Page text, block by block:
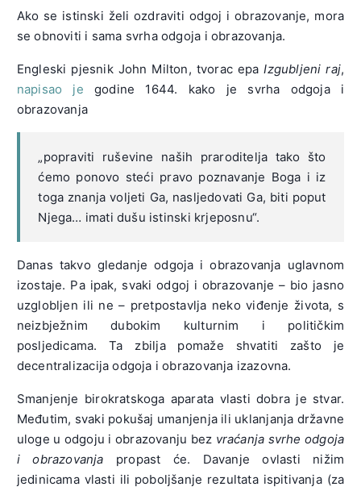
Ako se istinski želi ozdraviti odgoj i obrazovanje, mora
se obnoviti i sama svrha odgoja i obrazovanja.
Engleski pjesnik John Milton, tvorac epaIzgubljeni raj,
napisao je godine 1644. kako je svrha odgoja i
obrazovanja
„popraviti ruševine naših praroditelja tako što
ćemo ponovo steći pravo poznavanje Boga i iz
toga znanja voljeti Ga, nasljedovati Ga, biti poput
Njega… imati dušu istinski krjeposnu“.
Danas takvo gledanje odgoja i obrazovanja uglavnom
izostaje. Pa ipak, svaki odgoj i obrazovanje – bio jasno
uzglobljen ili ne – pretpostavlja neko viđenje života, s
neizbježnim dubokim kulturnim i političkim
posljedicama. Ta zbilja pomaže shvatiti zašto je
decentralizacija odgoja i obrazovanja izazovna.
Smanjenje birokratskoga aparata vlasti dobra je stvar.
Međutim, svaki pokušaj umanjenja ili uklanjanja državne
uloge u odgoju i obrazovanju bez vraćanja svrhe odgoja
i obrazovanja propast će. Davanje ovlasti nižim
jedinicama vlasti ili poboljšanje rezultata ispitivanja (za